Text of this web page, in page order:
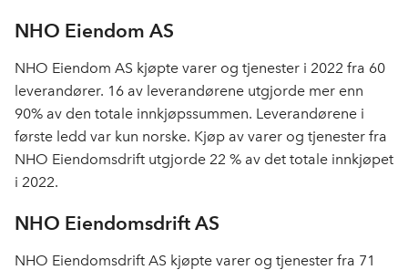
NHO Eiendom AS
NHO Eiendom AS kjøpte varer og tjenester i 2022 fra 60
leverandører. 16 av leverandørene utgjorde mer enn
90% av den totale innkjøpssummen. Leverandørene i
første ledd var kun norske. Kjøp av varer og tjenester fra
NHO Eiendomsdrift utgjorde 22 % av det totale innkjøpet
i 2022.
NHO Eiendomsdrift AS
NHO Eiendomsdrift AS kjøpte varer og tjenester fra 71